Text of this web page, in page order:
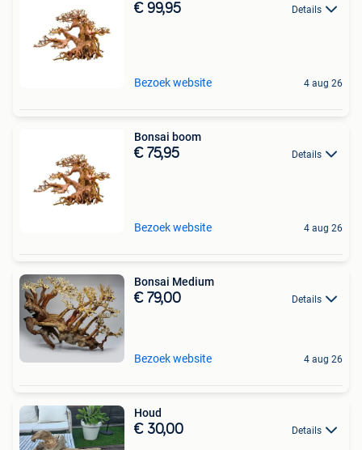
€ 99,95 Details
Bezoek website 4 aug 26
Bonsai boom
€ 75,95 Details
Bezoek website 4 aug 26
Bonsai Medium
€ 79,00 Details
Bezoek website 4 aug 26
Houd
€ 30,00 Details